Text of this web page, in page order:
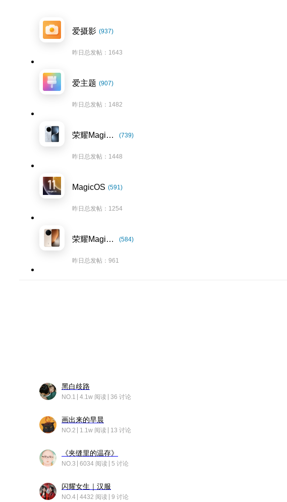
爱摄影 (937)
昨日总发帖：1643
爱主题 (907)
昨日总发帖：1482
荣耀Magic7系列 (739)
昨日总发帖：1448
MagicOS (591)
昨日总发帖：1254
荣耀Magic8系列 (584)
昨日总发帖：961
黑白歧路
NO.1 4.1w 阅读 36 讨论
画出来的早晨
NO.2 1.1w 阅读 13 讨论
《夹缝里的温存》
NO.3 6034 阅读 5 讨论
闪耀女生｜汉服
NO.4 4432 阅读 9 讨论